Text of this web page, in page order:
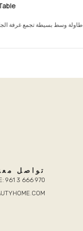
طاولة وسط بسيطة تجمع غرفة
تواصل
961 3 666 970